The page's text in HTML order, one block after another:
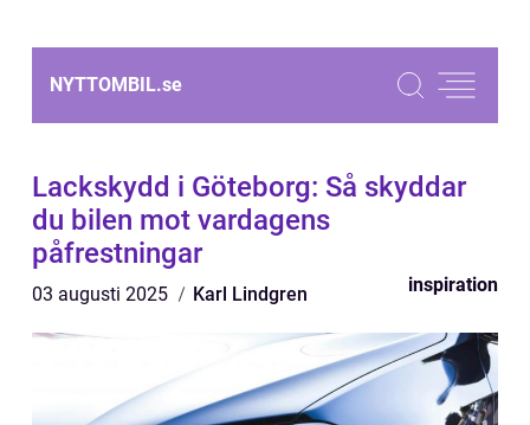
NYTTOMBIL.se
Lackskydd i Göteborg: Så skyddar
du bilen mot vardagens
påfrestningar
03 augusti 2025 Karl Lindgren inspiration